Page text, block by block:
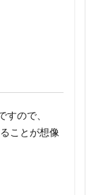
ので、
ことが想像